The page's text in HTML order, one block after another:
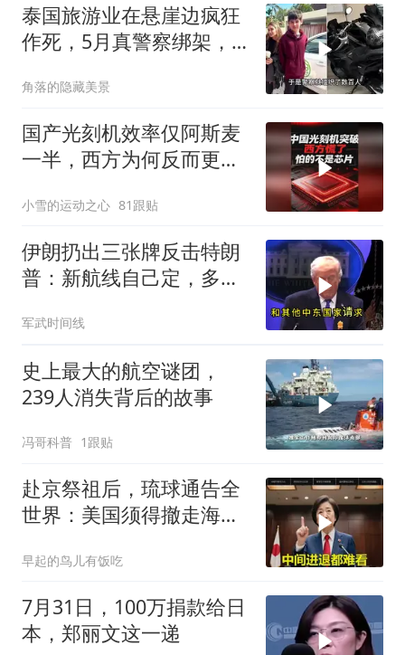
泰国旅游业在悬崖边疯狂
作死，5月真警察绑架，7
角落的隐藏美景
国产光刻机效率仅阿斯麦
一半，西方为何反而更
小雪的运动之心 81跟贴
伊朗扔出三张牌反击特朗
普：新航线自己定，多国
前状态
军武时间线
史上最大的航空谜团，
239人消失背后的故事
冯哥科普 1跟贴
赴京祭祖后，琉球通告全
世界：美国须得撤走海马
早起的鸟儿有饭吃
7月31日，100万捐款给日
本，郑丽文这一递